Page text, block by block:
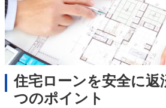
住宅ローンを安全に返
つのポイント